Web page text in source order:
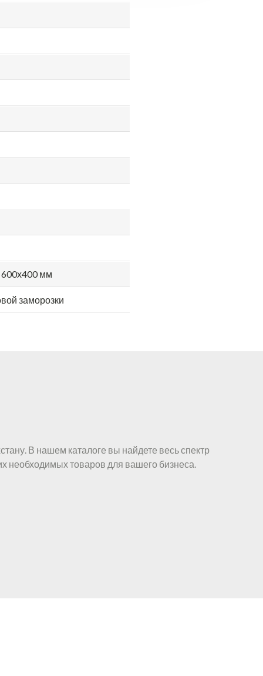
мм
заморозки
В нашем каталоге вы найдете весь спектр
необходимых товаров для вашего бизнеса.